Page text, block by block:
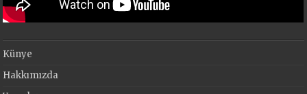
Künye
Hakkımızda